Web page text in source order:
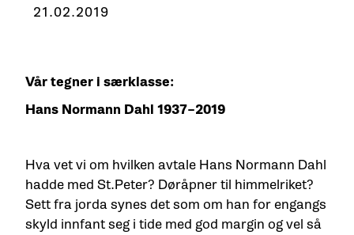
21.02.2019
Vår tegner i særklasse:
Hans Normann Dahl 1937–2019
Hva vet vi om hvilken avtale Hans Normann Dahl
hadde med St.Peter? Døråpner til himmelriket?
Sett fra jorda synes det som om han for engangs
skyld innfant seg i tide med god margin og vel så